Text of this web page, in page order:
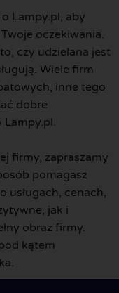
Lampy.pl, aby
oczekiwania.
czy udzielana jest
Wiele firm
inne tego
dobre
firmy, zapraszamy
pomagasz
usługach, cenach,
jak i
obraz firmy.
kątem